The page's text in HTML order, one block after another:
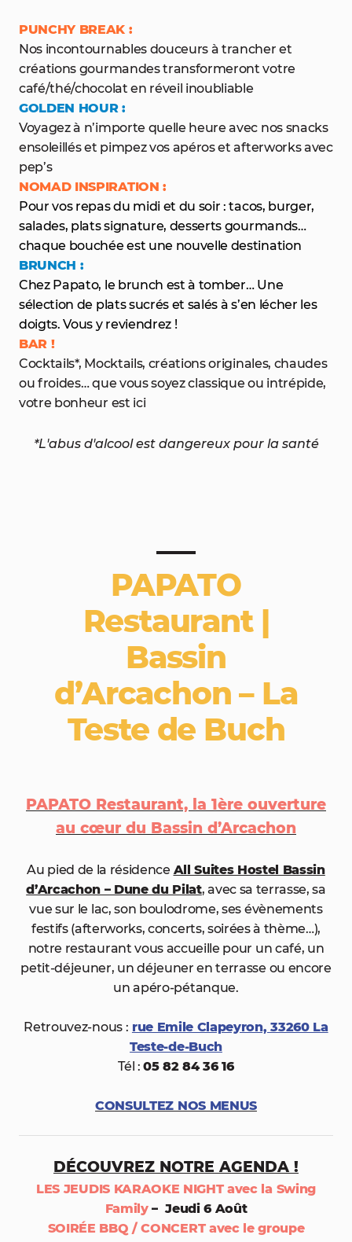
PUNCHY BREAK :
Nos incontournables douceurs à trancher et
créations gourmandes transformeront votre
café/thé/chocolat en réveil inoubliable
GOLDEN HOUR :
Voyagez à n’importe quelle heure avec nos snacks
ensoleillés et pimpez vos apéros et afterworks avec
pep’s
NOMAD INSPIRATION :
Pour vos repas du midi et du soir : tacos, burger,
salades, plats signature, desserts gourmands…
chaque bouchée est une nouvelle destination
BRUNCH :
Chez Papato, le brunch est à tomber… Une
sélection de plats sucrés et salés à s’en lécher les
doigts. Vous y reviendrez !
BAR !
Cocktails*, Mocktails, créations originales, chaudes
ou froides… que vous soyez classique ou intrépide,
votre bonheur est ici
*L'abus d'alcool est dangereux pour la santé
PAPATO
Restaurant |
Bassin
d’Arcachon – La
Teste de Buch
PAPATO Restaurant, la 1ère ouverture
au cœur du Bassin d’Arcachon
Au pied de la résidence All Suites Hostel Bassin
d’Arcachon – Dune du Pilat, avec sa terrasse, sa
vue sur le lac, son boulodrome, ses évènements
festifs (afterworks, concerts, soirées à thème…),
notre restaurant vous accueille pour un café, un
petit-déjeuner, un déjeuner en terrasse ou encore
un apéro-pétanque.
Retrouvez-nous : rue Emile Clapeyron, 33260 La
Teste-de-Buch
Tél :05 82 84 36 16
CONSULTEZ NOS MENUS
DÉCOUVREZ NOTRE AGENDA !
LES JEUDIS KARAOKE NIGHTavec la Swing
Family– Jeudi 6 Août
SOIRÉE BBQ / CONCERT avec le groupe